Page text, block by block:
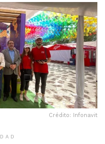
Crédito: Infonavit